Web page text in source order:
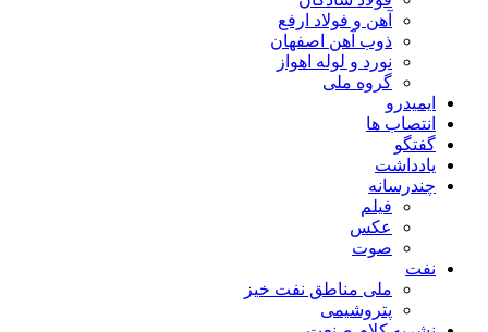
آهن و فولاد ارفع
ذوب آهن اصفهان
نورد و لوله اهواز
گروه ملی
ایمیدرو
انتصاب ها
گفتگو
یادداشت
چندرسانه
فیلم
عکس
صوت
نفت
ملی مناطق نفت خیز
پتروشیمی